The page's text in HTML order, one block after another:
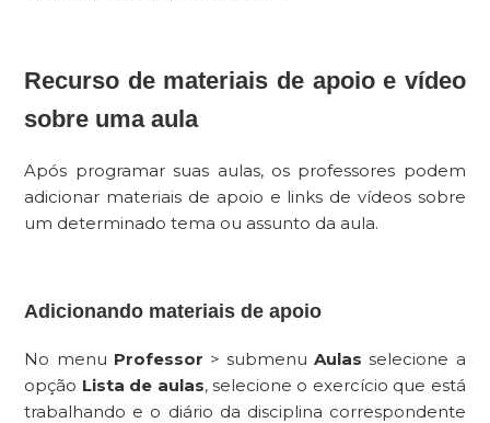
Recurso de materiais de apoio e vídeo
sobre uma aula
Após programar suas aulas, os professores podem
adicionar materiais de apoio e links de vídeos sobre
um determinado tema ou assunto da aula.
Adicionando materiais de apoio
No menu Professor > submenuAulas selecione a
opção Lista de aulas, selecione o exercício que está
trabalhando e o diário da disciplina correspondente